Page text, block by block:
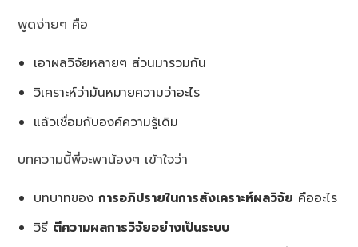
พูดง่ายๆ คือ
เอาผลวิจัยหลายๆ ส่วนมารวมกัน
วิเคราะห์ว่ามันหมายความว่าอะไร
แล้วเชื่อมกับองค์ความรู้เดิม
บทความนี้พี่จะพาน้องๆ เข้าใจว่า
บทบาทของการอภิปรายในการสังเคราะห์ผลวิจัย คืออะไร
วิธี ตีความผลการวิจัยอย่างเป็นระบบ